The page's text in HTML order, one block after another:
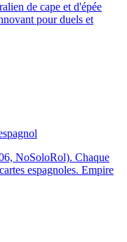
de cape et d'épée
pour duels et
NoSoloRol). Chaque
espagnoles. Empire